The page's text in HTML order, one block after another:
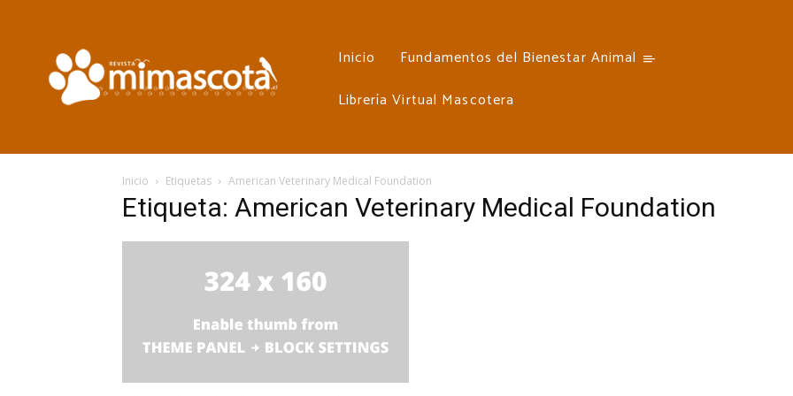
Inicio
Fundamentos del Bienestar Animal
Librería Virtual Mascotera
Inicio Etiquetas American Veterinary Medical Foundation
Etiqueta: American Veterinary Medical Foundation